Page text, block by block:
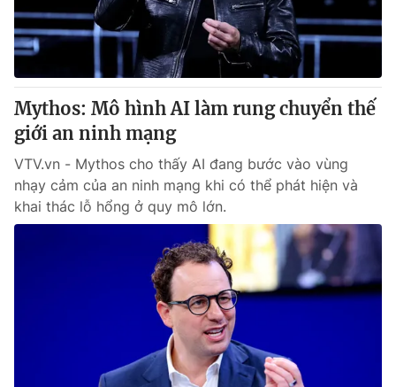
Mythos: Mô hình AI làm rung chuyển thế
giới an ninh mạng
VTV.vn - Mythos cho thấy AI đang bước vào vùng
nhạy cảm của an ninh mạng khi có thể phát hiện và
khai thác lỗ hổng ở quy mô lớn.